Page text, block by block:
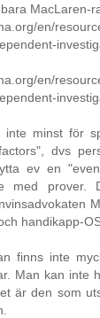
MacLaren-
en/
en/
inte minst för
dvs
ev en
med prover.
handikapp-
finns inte
Man kan inte
är den som